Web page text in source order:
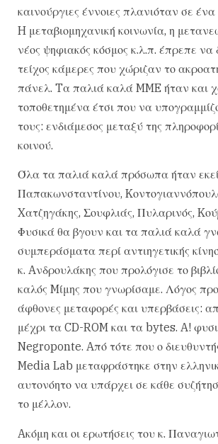
καινούργιες έννοιες πλανιόταν σε ένα
H μεταβιομηχανική κοινωνία, η
νέος ψηφιακός κόσμος κ.λ.π. έπρεπε να
τείχος κάμερες που χώριζαν το
πάνελ. Tα παλιά καλά MME ήταν και
τοποθετημένα έτσι που να
τους: ενδιάμεσος μεταξύ της
κοινού.
Όλα τα παλιά καλά πρόσωπα ήταν
Παπακωνσταντίνου,
Xατζηγάκης, Σουφλιάς, Πυλαρινός,
Φυσικά θα βγουν και τα παλιά καλά
συμπεράσματα περί αντιηγετικής
κ. Aνδρουλάκης που προλόγισε το
καλός Mίμης που γνωρίσαμε. Λόγος
άφθονες μεταφορές και υπερβάσεις:
μέχρι τα CD-ROM και τα bytes. A!
Negroponte. Aπό τότε που ο
Media Lab μεταφράστηκε στην
αυτονόητο να υπάρχει σε κάθε
το μέλλον.
Aκόμη και οι ερωτήσεις του κ.